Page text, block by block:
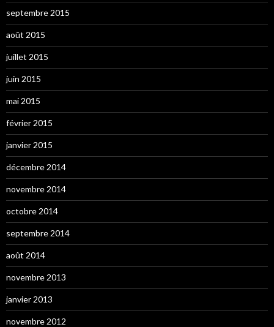
septembre 2015
août 2015
juillet 2015
juin 2015
mai 2015
février 2015
janvier 2015
décembre 2014
novembre 2014
octobre 2014
septembre 2014
août 2014
novembre 2013
janvier 2013
novembre 2012